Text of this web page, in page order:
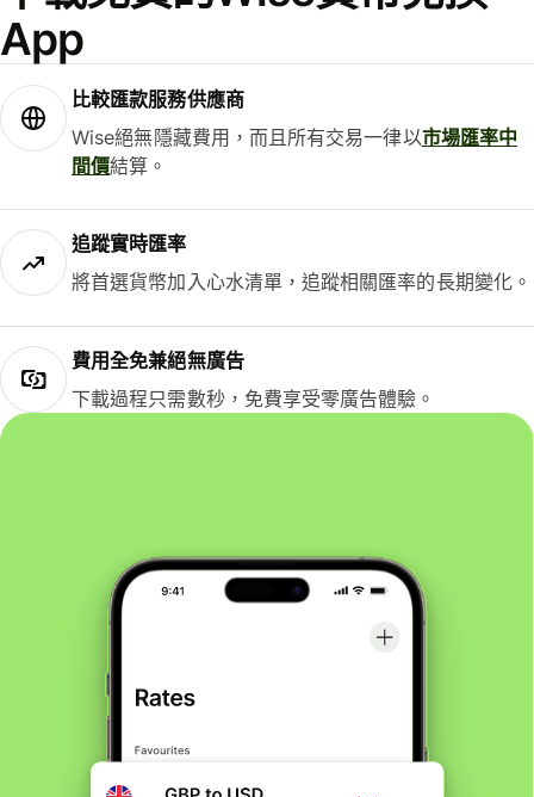
App
比較匯款服務供應商
Wise絕無隱藏費用，而且所有交易一律以市場匯率中
間價結算。
追蹤實時匯率
將首選貨幣加入心水清單，追蹤相關匯率的長期變化。
費用全免兼絕無廣告
下載過程只需數秒，免費享受零廣告體驗。